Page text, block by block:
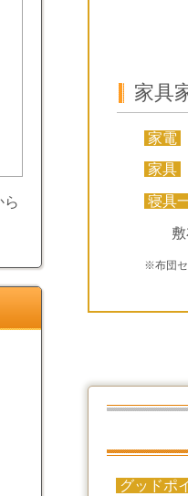
家具
家電
家具
寝具
※布団セ
グッドポ
ら